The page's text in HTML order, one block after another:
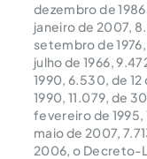
dezembro de
janeiro de 2007,
setembro de
julho de 1966,
1990, 6.530, de
1990, 11.079, de
fevereiro de 1995,
maio de 2007,
2006, o Decreto-